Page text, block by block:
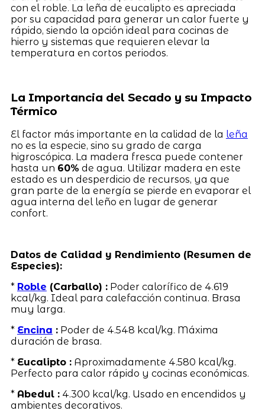
con el roble. La leña de eucalipto es apreciada
por su capacidad para generar un calor fuerte y
rápido, siendo la opción ideal para cocinas de
hierro y sistemas que requieren elevar la
temperatura en cortos periodos.
La Importancia del Secado y su Impacto
Térmico
El factor más importante en la calidad de la leña
no es la especie, sino su grado de carga
higroscópica. La madera fresca puede contener
hasta un 60% de agua. Utilizar madera en este
estado es un desperdicio de recursos, ya que
gran parte de la energía se pierde en evaporar el
agua interna del leño en lugar de generar
confort.
Datos de Calidad y Rendimiento (Resumen de
Especies):
* Roble (Carballo) :Poder calorífico de 4.619
kcal/kg. Ideal para calefacción continua. Brasa
muy larga.
* Encina :Poder de 4.548 kcal/kg. Máxima
duración de brasa.
* Eucalipto :Aproximadamente 4.580 kcal/kg.
Perfecto para calor rápido y cocinas económicas.
* Abedul :4.300 kcal/kg. Usado en encendidos y
ambientes decorativos.